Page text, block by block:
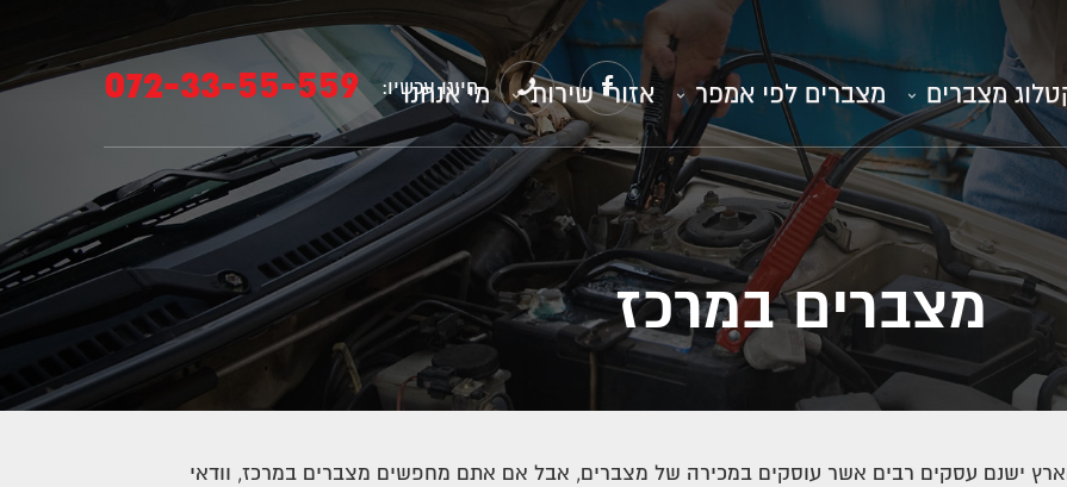
חייגו עכשיו: 072-33-55-559 מצברים מצברים לפי אמפר אזורי שירות מי אנחנו
מצברים במרכז
ישנם עסקים רבים אשר עוסקים במכירה של מצברים, אבל אם אתם מחפשים מצברים במרכז, וודאי